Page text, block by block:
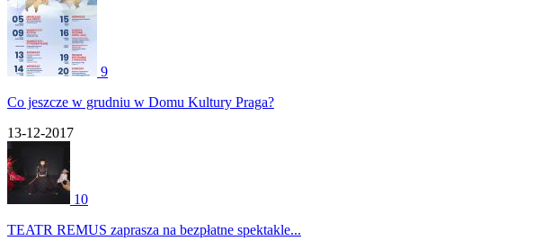
9
Co jeszcze w grudniu w Domu Kultury Praga?
13-12-2017
10
TEATR REMUS zaprasza na bezpłatne spektakle...